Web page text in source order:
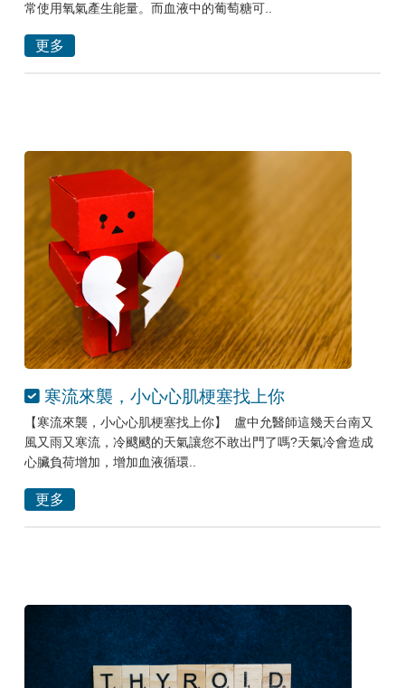
常使用氧氣產生能量。而血液中的葡萄糖可..
更多
寒流來襲，小心心肌梗塞找上你
【寒流來襲，小心心肌梗塞找上你】 盧中允醫師這幾天台南又
風又雨又寒流，冷颼颼的天氣讓您不敢出門了嗎?天氣冷會造成
心臟負荷增加，增加血液循環..
更多